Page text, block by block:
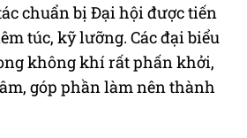
chuẩn bị Đại hội được tiến
túc, kỹ lưỡng. Các đại biểu
không khí rất phấn khởi,
góp phần làm nên thành